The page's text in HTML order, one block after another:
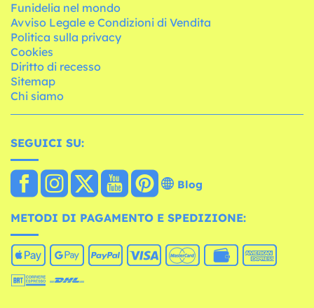
Funidelia nel mondo
Avviso Legale e Condizioni di Vendita
Politica sulla privacy
Cookies
Diritto di recesso
Sitemap
Chi siamo
SEGUICI SU:
Blog
METODI DI PAGAMENTO E SPEDIZIONE: